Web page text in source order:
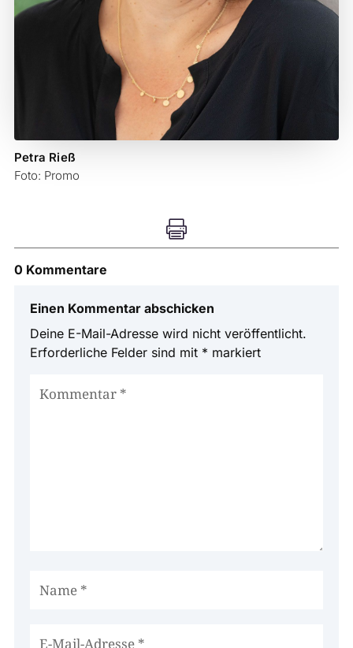
Petra Rieß
Foto: Promo

0 Kommentare
Einen Kommentar abschicken
Deine E-Mail-Adresse wird nicht veröffentlicht.
Erforderliche Felder sind mit * markiert